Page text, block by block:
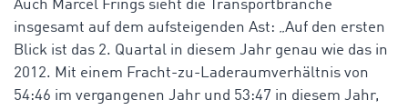
Auch Marcel Frings sieht die Transportbranche
insgesamt auf dem aufsteigenden Ast: „Auf den ersten
Blick ist das 2. Quartal in diesem Jahr genau wie das in
2012. Mit einem Fracht-zu-Laderaumverhältnis von
54:46 im vergangenen Jahr und 53:47 in diesem Jahr,